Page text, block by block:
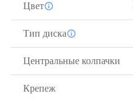
Цвет
Тип диска
Центральные колпачки
Крепеж